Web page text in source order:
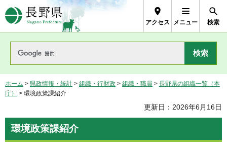
長野県Nagano Prefecture
アクセス メニュー 検索
ホーム > 県政情報・統計 > 組織・行財政 > 組織・職員 > 長野県の組織一覧（本
庁）
> 環境政策課紹介
更新日：2026年6月16日
環境政策課紹介